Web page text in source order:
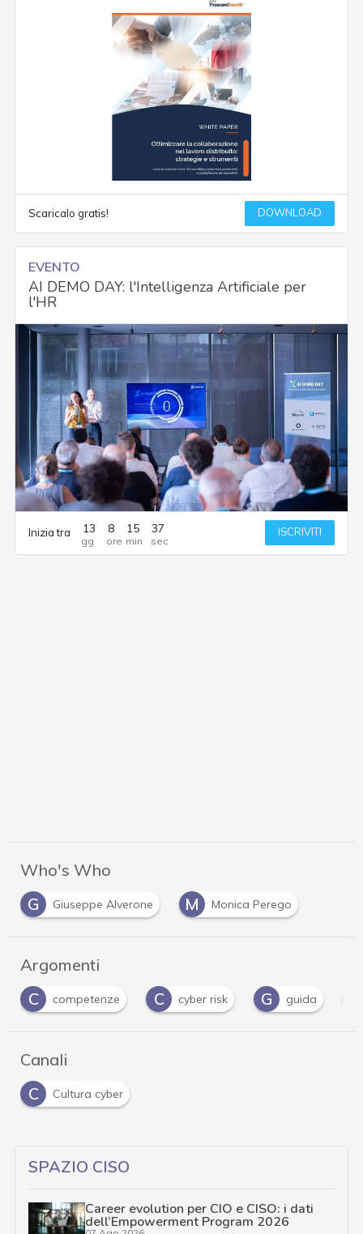
Scaricalo gratis! DOWNLOAD
EVENTO
AI DEMO DAY: l'Intelligenza Artificiale per
l'HR
Inizia tra 13 8 15 37 ISCRIVITI
Who's Who
G
Giuseppe Alverone M Monica Perego
Argomenti
C
competenze C cyber risk G guida
Canali
C
Cultura cyber
SPAZIO CISO
Career evolution per CIO e CISO: i dati
dell’Empowerment Program 2026